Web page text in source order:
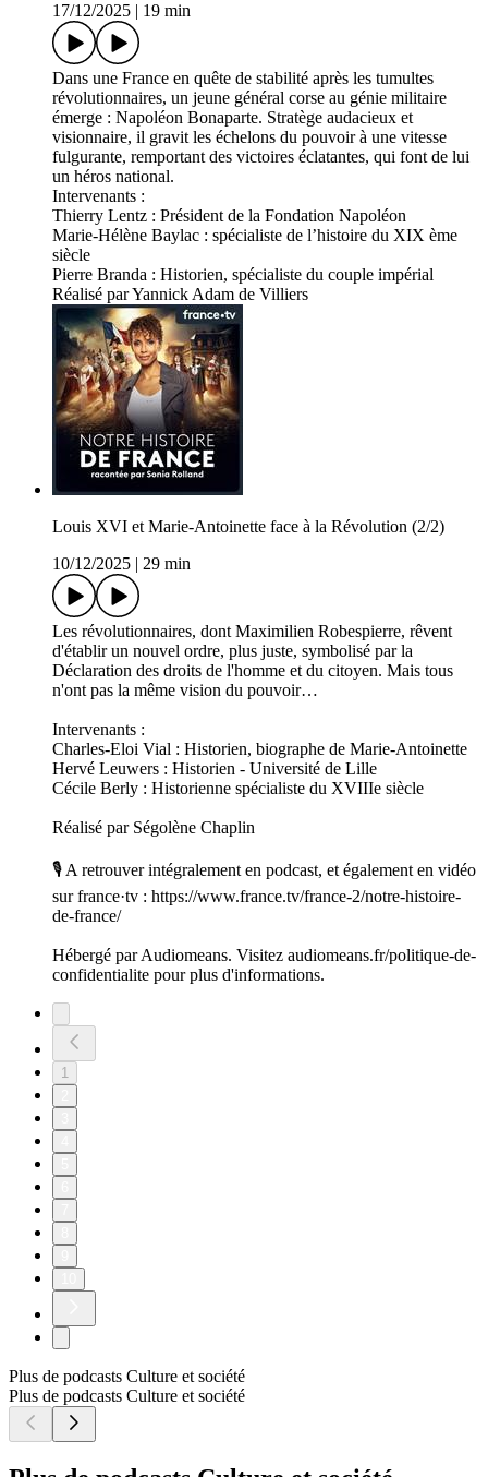
17/12/2025
19 min
Dans une France en quête de stabilité après les tumultes
révolutionnaires, un jeune général corse au génie militaire
émerge : Napoléon Bonaparte. Stratège audacieux et
visionnaire, il gravit les échelons du pouvoir à une vitesse
fulgurante, remportant des victoires éclatantes, qui font de lui
un héros national.
Intervenants :
Thierry Lentz : Président de la Fondation Napoléon
Marie-Hélène Baylac : spécialiste de l’histoire du XIX ème
siècle
Pierre Branda : Historien, spécialiste du couple impérial
Réalisé par Yannick Adam de Villiers
Louis XVI et Marie-Antoinette face à la Révolution (2/2)
10/12/2025
29 min
Les révolutionnaires, dont Maximilien Robespierre, rêvent
d'établir un nouvel ordre, plus juste, symbolisé par la
Déclaration des droits de l'homme et du citoyen. Mais tous
n'ont pas la même vision du pouvoir…
Intervenants :
Charles-Eloi Vial : Historien, biographe de Marie-Antoinette
Hervé Leuwers : Historien - Université de Lille
Cécile Berly : Historienne spécialiste du XVIIIe siècle
Réalisé par Ségolène Chaplin
🎙️ A retrouver intégralement en podcast, et également en vidéo
sur france·tv : https://www.france.tv/france-2/notre-histoire-
de-france/
Hébergé par Audiomeans. Visitez audiomeans.fr/politique-de-
confidentialite pour plus d'informations.
1
Plus de podcasts Culture et société
Plus de podcasts Culture et société